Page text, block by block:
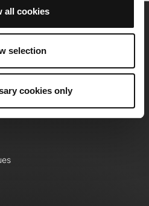
all cookies
selection
cookies only